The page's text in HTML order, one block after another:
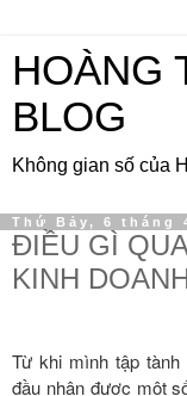
HOÀNG
BLOG
Không gian số của
Thứ Bảy, 6 tháng
ĐIỀU GÌ
KINH
Từ khi mình tập tành
đầu nhận được một